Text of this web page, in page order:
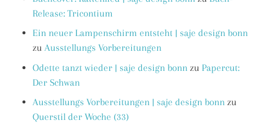
Release: Tricontium
Ein neuer Lampenschirm entsteht | saje design bonn
zu Ausstellungs Vorbereitungen
Odette tanzt wieder | saje design bonn zu Papercut:
Der Schwan
Ausstellungs Vorbereitungen | saje design bonn zu
Querstil der Woche (33)